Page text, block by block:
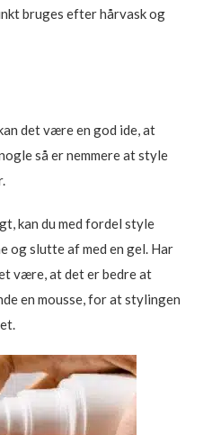
bruges efter hårvask og
det være en god ide, at
så er nemmere at style
kan du med fordel style
og slutte af med en gel. Har
være, at det er bedre at
en mousse, for at stylingen